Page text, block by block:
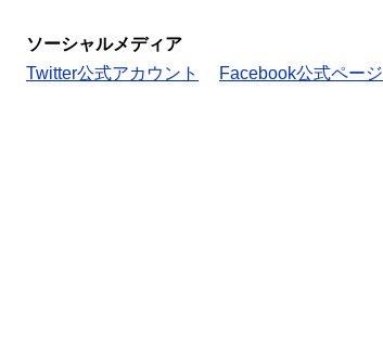
ソーシャルメディア
Twitter公式アカウント
Facebook公式ページ